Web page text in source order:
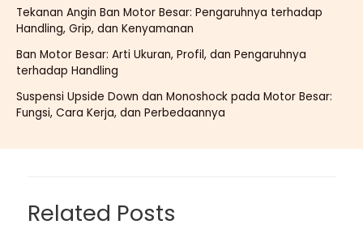
Tekanan Angin Ban Motor Besar: Pengaruhnya terhadap
Handling, Grip, dan Kenyamanan
Ban Motor Besar: Arti Ukuran, Profil, dan Pengaruhnya
terhadap Handling
Suspensi Upside Down dan Monoshock pada Motor Besar:
Fungsi, Cara Kerja, dan Perbedaannya
Related Posts